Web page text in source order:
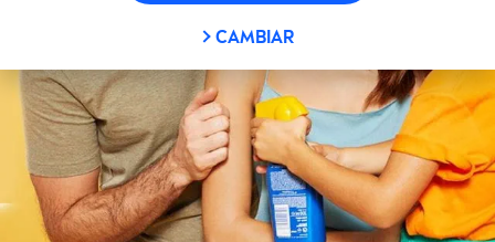
CAMBIAR
NO INGREDIENTES
Colorantes
Perfume
FACTOR DE PROTECCIÓN SOLAR